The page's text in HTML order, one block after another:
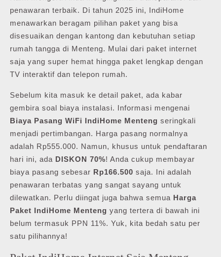
penawaran terbaik. Di tahun 2025 ini, IndiHome
menawarkan beragam pilihan paket yang bisa
disesuaikan dengan kantong dan kebutuhan setiap
rumah tangga di Menteng. Mulai dari paket internet
saja yang super hemat hingga paket lengkap dengan
TV interaktif dan telepon rumah.
Sebelum kita masuk ke detail paket, ada kabar
gembira soal biaya instalasi. Informasi mengenai
Biaya Pasang WiFi IndiHome Menteng seringkali
menjadi pertimbangan. Harga pasang normalnya
adalah Rp555.000. Namun, khusus untuk pendaftaran
hari ini, ada DISKON 70%! Anda cukup membayar
biaya pasang sebesar Rp166.500 saja. Ini adalah
penawaran terbatas yang sangat sayang untuk
dilewatkan. Perlu diingat juga bahwa semua Harga
Paket IndiHome Menteng yang tertera di bawah ini
belum termasuk PPN 11%. Yuk, kita bedah satu per
satu pilihannya!